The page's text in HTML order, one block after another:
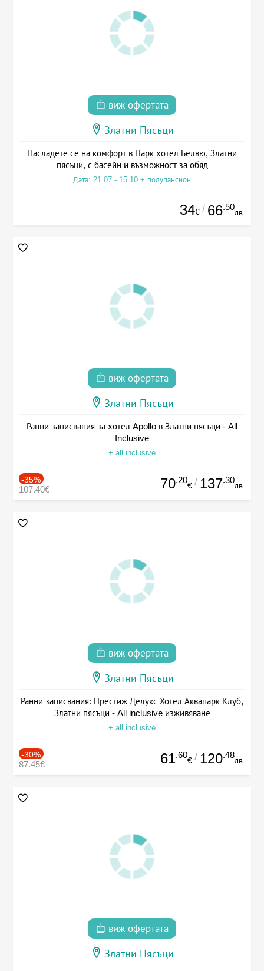
виж офертата
Златни Пясъци
Насладете се на комфорт в Парк хотел Белвю, Златни
пясъци, с басейн и възможност за обяд
Дата: 21.07 - 15.10 + полупансион
34€ / 66.50
лв.
виж офертата
Златни Пясъци
Ранни записвания за хотел Apollo в Златни пясъци - All
Inclusive
+ all inclusive
-35%
107.40€ 70.20
€ / 137.30
лв.
виж офертата
Златни Пясъци
Ранни записвания: Престиж Делукс Хотел Аквапарк Клуб,
Златни пясъци - All inclusive изживяване
+ all inclusive
-30%
87.45€ 61.60
€ / 120.48
лв.
виж офертата
Златни Пясъци